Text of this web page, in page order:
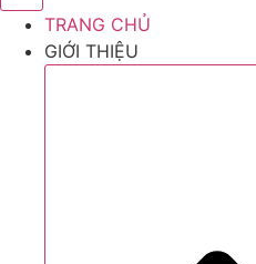
TRANG CHỦ
GIỚI THIỆU